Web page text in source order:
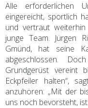
Alle erforderlichen
eingereicht, sportlich
und vertraut
junge Team. Jürgen
Gmünd, hat seine
abgeschlossen.
Grundgerüst vereint
Eckpfeiler halten“,
anzuhören: „Mit der
uns noch bevorsteht,